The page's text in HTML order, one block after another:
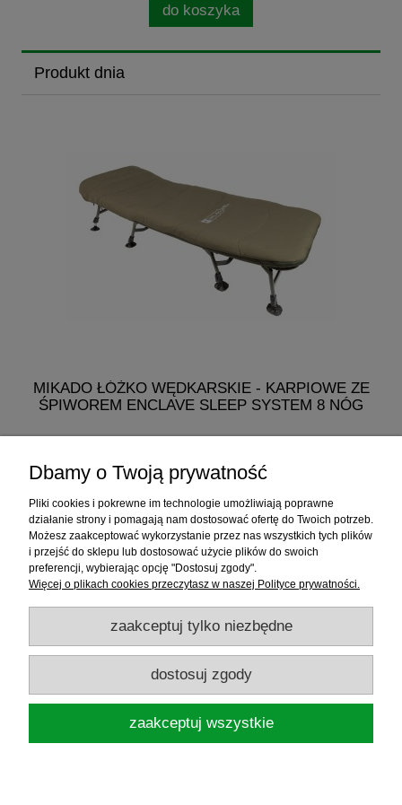
do koszyka
Produkt dnia
MIKADO ŁÓŻKO WĘDKARSKIE - KARPIOWE ZE
ŚPIWOREM ENCLAVE SLEEP SYSTEM 8 NÓG
do koszyka
Informacje
Sklep internetowy
RATY
Promocje
Sklep Wędkarski ELDORADOul.Warszawska 35, 05-092 Łomianki, woj.
Dbamy o Twoją prywatność
Pliki cookies i pokrewne im technologie umożliwiają poprawne
działanie strony i pomagają nam dostosować ofertę do Twoich potrzeb.
Możesz zaakceptować wykorzystanie przez nas wszystkich tych plików
i przejść do sklepu lub dostosować użycie plików do swoich
preferencji, wybierając opcję "Dostosuj zgody".
Więcej o plikach cookies przeczytasz w naszej Polityce prywatności.
zaakceptuj tylko niezbędne
dostosuj zgody
zaakceptuj wszystkie